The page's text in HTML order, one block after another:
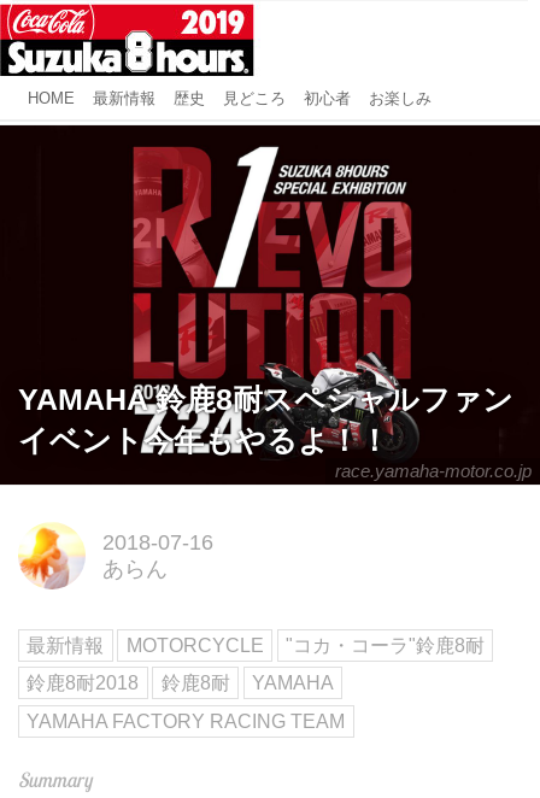
HOME 最新情報 歴史 見どころ 初心者 お楽しみ
race.yamaha-motor.co.jp
YAMAHA 鈴鹿8耐スペシャルファン
イベント今年もやるよ！！
2018-07-16
あらん
最新情報 MOTORCYCLE
"コカ・コーラ"鈴鹿8耐
鈴鹿8耐2018
鈴鹿8耐
YAMAHA
YAMAHA FACTORY RACING TEAM